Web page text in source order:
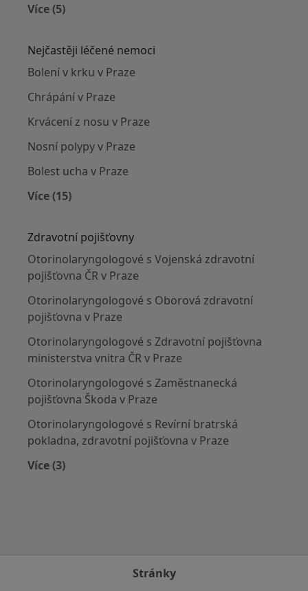
Více (5)
Nejčastěji léčené nemoci
Bolení v krku v Praze
Chrápání v Praze
Krvácení z nosu v Praze
Nosní polypy v Praze
Bolest ucha v Praze
Více (15)
Zdravotní pojišťovny
Otorinolaryngologové s Vojenská zdravotní
pojišťovna ČR v Praze
Otorinolaryngologové s Oborová zdravotní
pojišťovna v Praze
Otorinolaryngologové s Zdravotní pojišťovna
ministerstva vnitra ČR v Praze
Otorinolaryngologové s Zaměstnanecká
pojišťovna Škoda v Praze
Otorinolaryngologové s Revírní bratrská
pokladna, zdravotní pojišťovna v Praze
Více (3)
Stránky